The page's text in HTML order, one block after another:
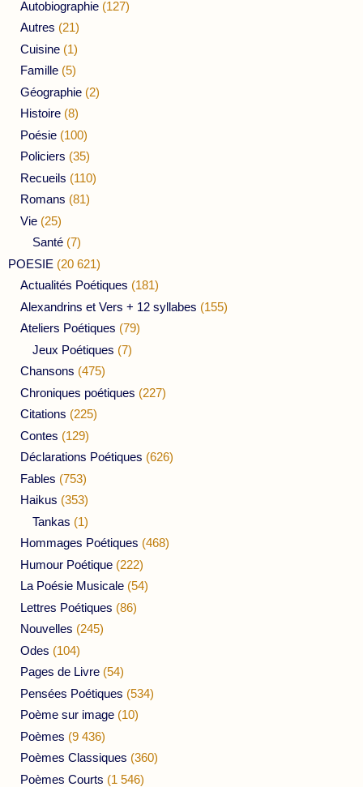
Autobiographie (127)
Autres (21)
Cuisine (1)
Famille (5)
Géographie (2)
Histoire (8)
Poésie (100)
Policiers (35)
Recueils (110)
Romans (81)
Vie (25)
Santé (7)
POESIE (20 621)
Actualités Poétiques (181)
Alexandrins et Vers + 12 syllabes (155)
Ateliers Poétiques (79)
Jeux Poétiques (7)
Chansons (475)
Chroniques poétiques (227)
Citations (225)
Contes (129)
Déclarations Poétiques (626)
Fables (753)
Haikus (353)
Tankas (1)
Hommages Poétiques (468)
Humour Poétique (222)
La Poésie Musicale (54)
Lettres Poétiques (86)
Nouvelles (245)
Odes (104)
Pages de Livre (54)
Pensées Poétiques (534)
Poème sur image (10)
Poèmes (9 436)
Poèmes Classiques (360)
Poèmes Courts (1 546)